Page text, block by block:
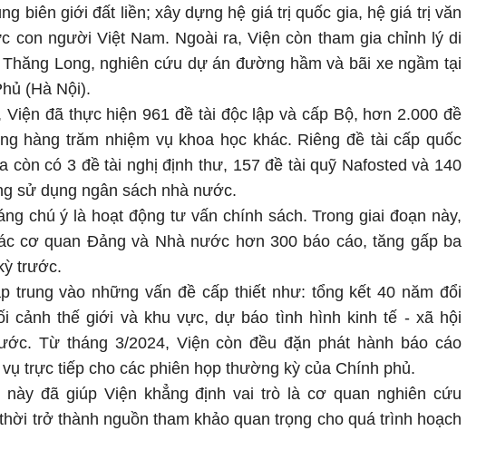
biên giới đất liền; xây dựng hệ giá trị quốc gia, hệ giá trị văn
con người Việt Nam. Ngoài ra, Viện còn tham gia chỉnh lý di
Long, nghiên cứu dự án đường hầm và bãi xe ngầm tại
(Hà Nội).
Viện đã thực hiện 961 đề tài độc lập và cấp Bộ, hơn 2.000 đề
hàng trăm nhiệm vụ khoa học khác. Riêng đề tài cấp quốc
còn có 3 đề tài nghị định thư, 157 đề tài quỹ Nafosted và 140
sử dụng ngân sách nhà nước.
chú ý là hoạt động tư vấn chính sách. Trong giai đoạn này,
cơ quan Đảng và Nhà nước hơn 300 báo cáo, tăng gấp ba
trước.
trung vào những vấn đề cấp thiết như: tổng kết 40 năm đổi
cảnh thế giới và khu vực, dự báo tình hình kinh tế - xã hội
Từ tháng 3/2024, Viện còn đều đặn phát hành báo cáo
trực tiếp cho các phiên họp thường kỳ của Chính phủ.
này đã giúp Viện khẳng định vai trò là cơ quan nghiên cứu
trở thành nguồn tham khảo quan trọng cho quá trình hoạch